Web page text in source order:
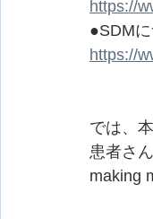
https://
●SDM
https://
では、
患者さ
making